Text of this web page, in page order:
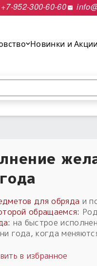
+7-952-300-60-60
Новинки и Акции
для обряда и
обращаемся:
на быстрое
года, когда